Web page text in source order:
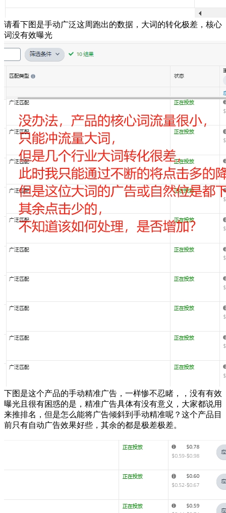
请看下图是手动广泛这周跑出的数据，大词的转化极差，核心
词没有效曝光
下图是这个产品的手动精准广告，一样惨不忍睹，，没有有效
曝光且很有困惑的是，精准广告具体有没有意义，大家都说用
来推排名，但是怎么能将广告倾斜到手动精准呢？这个产品目
前只有自动广告效果好些，其余的都是极差极差。